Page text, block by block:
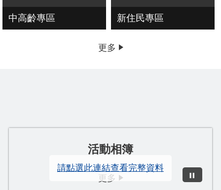
中高齡專區 新住民專區
更多
活動相簿
更多
請點選此連結查看完整資料